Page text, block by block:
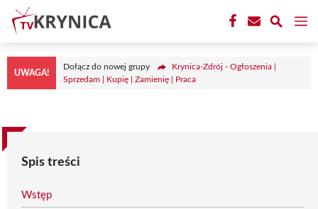
Przejdź
treści
UWAGA!
Dołącz do nowej grupy
Krynica-Zdrój - Ogłoszenia |
Sprzedam | Kupię | Zamienię | Praca
Spis treści
Wstęp